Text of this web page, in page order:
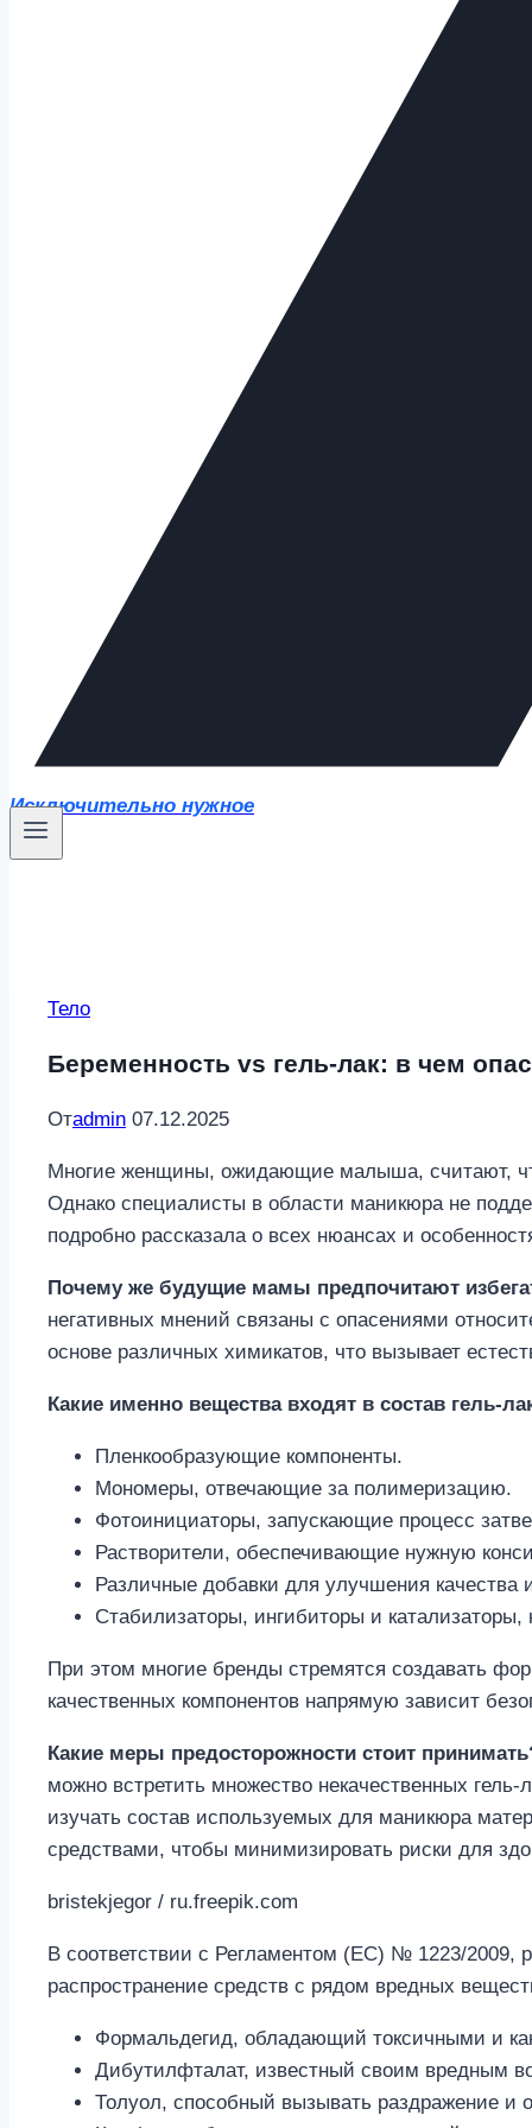
Исключительно нужное
Тело
Беременность vs гель-лак: в чем
Отadmin 07.12.2025
Многие женщины, ожидающие малыша, считают,
Однако специалисты в области маникюра не
подробно рассказала о всех нюансах и
Почему же будущие мамы предпочитают
негативных мнений связаны с опасениями
основе различных химикатов, что вызывает
Какие именно вещества входят в состав гель-
Пленкообразующие компоненты.
Мономеры, отвечающие за полимеризацию.
Фотоинициаторы, запускающие процесс
Растворители, обеспечивающие нужную
Различные добавки для улучшения качества
Стабилизаторы, ингибиторы и
При этом многие бренды стремятся создавать
качественных компонентов напрямую зависит
Какие меры предосторожности стоит
можно встретить множество некачественных
изучать состав используемых для маникюра
средствами, чтобы минимизировать риски для
bristekjegor / ru.freepik.com
В соответствии с Регламентом (EC) № 1223/2009,
распространение средств с рядом вредных
Формальдегид, обладающий токсичными и
Дибутилфталат, известный своим вредным
Толуол, способный вызывать раздражение и